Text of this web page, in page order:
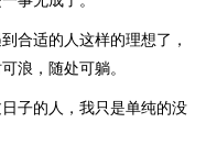
合适的人这样的理想了，
浪，随处可躺。
子的人，我只是单纯的没